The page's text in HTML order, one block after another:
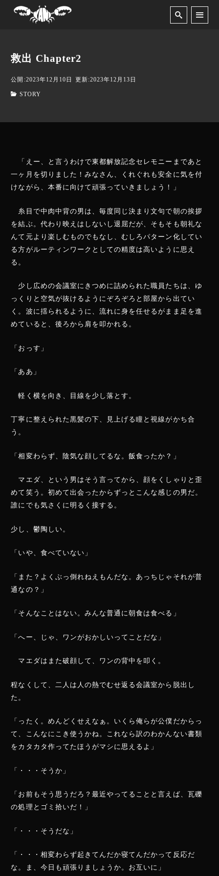
救出 Chapter2
公開:2023年12月10日 更新:2023年12月13日
STORY
「えー、と言うわけで東都解放記念セレモニーまであと
一ヶ月を切りました！みなさん、くれぐれも安全に気を付
けながら、本番に向けて頑張っていきましょう！」
糸目で中肉中背の男は、毎度同じ決まり文句で朝の挨拶
を結ぶ。代わり映えはしないし退屈だが、そもそも朝礼な
んて元より楽しむものでもなし、むしろパターン化してい
る方がルーティンワークとしての精度は高いように思え
る。
少し広めの会議室にきつめに詰められた職員たちは、ゆ
っくりと空気が抜けるようにぞろぞろと部屋から出てい
く。波に揺られるように、流れに身を任せるがまま足を進
めていると、後ろから肩を叩かれる。
「おっす」
「ああ」
軽く横を向き、目線を少し落とす。
丁寧に整えられた黒髪の下、見上げる瞳と視線がかち合
う。
「相変わらず、陰気な顔してるな。飯食ったか？」
マエダ、という男はそう言ってから、顔をくしゃりと歪
めて笑う。初めて出会ったからずっとこんな感じの男だ。
誰にでも気さくに明るく接する。
少し、鬱陶しい。
「いや、食べていない」
「また？よくぶっ倒れねえもんだな。あっちじゃそれが普
通なの？」
「そんなことはない。みんな普通に朝食は食べる」
「へー、じゃ、ワンがおかしいってことだな」
マエダはまた破顔して、ワンの背中を叩く。
程なくして、二人は人の熱でむせ返る会議室から脱出し
た。
「ったく。めんどくせえなぁ。いくら俺らが公僕だからっ
て、こんなにこき使うかね。これなら訳のわかんない書類
をカタカタ作ってたほうがマシに思えるよ」
「・・・そうか」
「お前もそう思うだろ？最近やってることと言えば、瓦礫
の処理とゴミ拾いだ！」
「・・・そうだな」
「・・・相変わらず起きてんだか寝てんだかって反応だ
な。ま、今日も頑張りましょうか。お互いに」